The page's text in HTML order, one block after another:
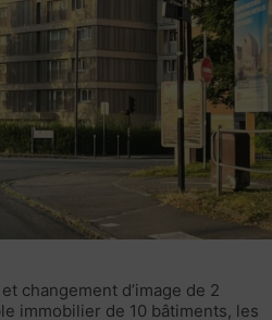
changement d’image de 2
immobilier de 10 bâtiments, les